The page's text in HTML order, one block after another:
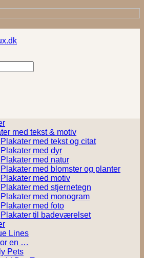
med tekst & motiv
Plakater med tekst og citat
Plakater med dyr
Plakater med natur
Plakater med blomster og planter
Plakater med motiv
Plakater med stjernetegn
Plakater med monogram
Plakater med foto
Plakater til badeværelset
Lines
en …
Pets